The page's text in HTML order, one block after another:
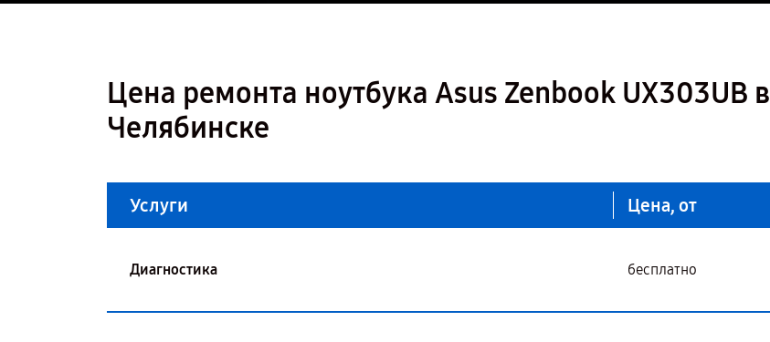
Цена ремонта ноутбука Asus Zenbook UX303UB в
Челябинске
Услуги Цена, от
Диагностика бесплатно